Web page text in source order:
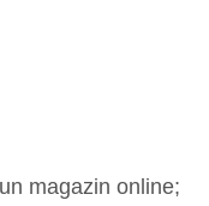
magazin online;